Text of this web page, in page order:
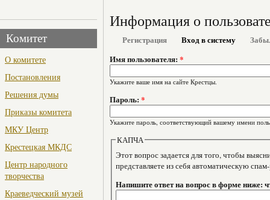
Комитет
О комитете
Постановления
Решения думы
Приказы комитета
МКУ Центр
Крестецкая МКДС
Центр народного
творчества
Краеведческий музей
Информация о
Регистрация Вход в систему
Имя пользователя: *
Укажите ваше имя на сайте Крестцы.
Пароль: *
Укажите пароль, соответствующий вашему имени
КАПЧА
Этот вопрос задается для того, чтобы выяснить,
представляете из себя автоматическую
Напишите ответ на вопрос в форме ниже: